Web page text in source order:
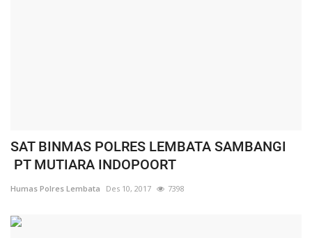
SAT BINMAS POLRES LEMBATA SAMBANGI
PT MUTIARA INDOPOORT
Humas Polres Lembata Des 10, 2017 7398